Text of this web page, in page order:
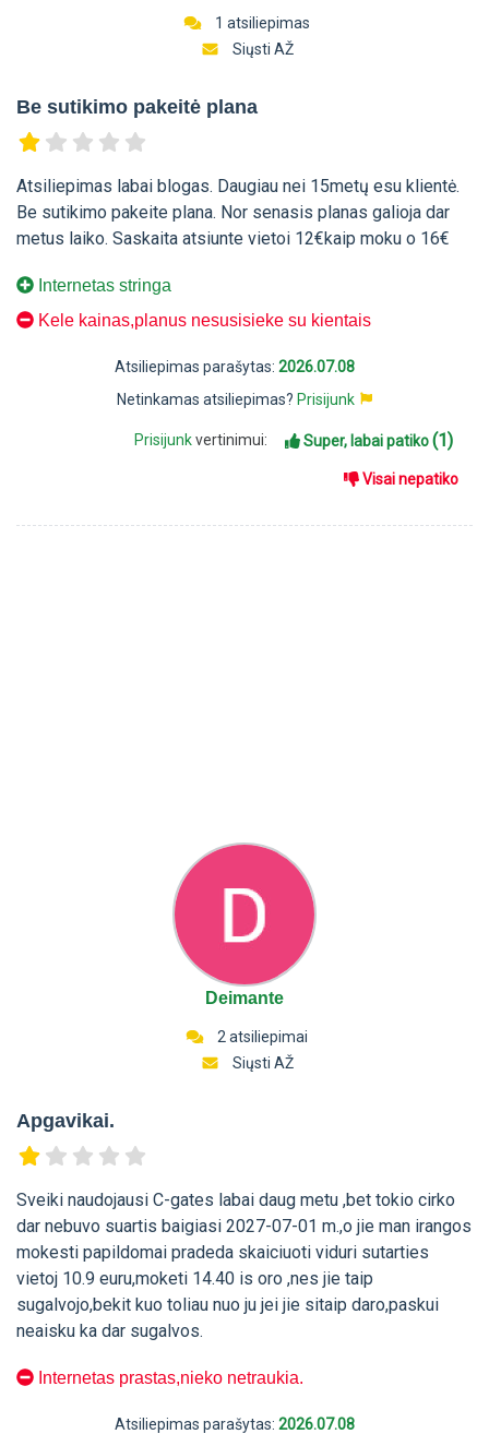
1 atsiliepimas
Siųsti AŽ
Be sutikimo pakeitė plana
Atsiliepimas labai blogas. Daugiau nei 15metų esu klientė.
Be sutikimo pakeite plana. Nor senasis planas galioja dar
metus laiko. Saskaita atsiunte vietoi 12€kaip moku o 16€
Internetas stringa
Kele kainas,planus nesusisieke su kientais
Atsiliepimas parašytas: 2026.07.08
Netinkamas atsiliepimas? Prisijunk
Prisijunkvertinimui: Super, labai patiko(1)
Visai nepatiko
Deimante
2 atsiliepimai
Siųsti AŽ
Apgavikai.
Sveiki naudojausi C-gates labai daug metu ,bet tokio cirko
dar nebuvo suartis baigiasi 2027-07-01 m.,o jie man irangos
mokesti papildomai pradeda skaiciuoti viduri sutarties
vietoj 10.9 euru,moketi 14.40 is oro ,nes jie taip
sugalvojo,bekit kuo toliau nuo ju jei jie sitaip daro,paskui
neaisku ka dar sugalvos.
Internetas prastas,nieko netraukia.
Atsiliepimas parašytas: 2026.07.08